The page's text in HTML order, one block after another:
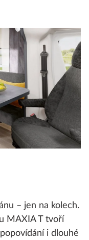
– jen na kolech.
MAXIA T tvoří
i dlouhé